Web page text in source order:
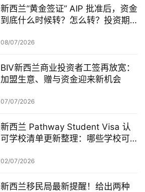
新西兰“黄金签证” AIP 批准后，资金
到底什么时候转？怎么转？投资期
08/07/2026
BIV新西兰商业投资者工签再放宽：
加盟生意、赠与资金迎来新机会
07/07/2026
新西兰 Pathway Student Visa 认
可学校清单更新整理：哪些学校可
02/07/2026
新西兰移民局最新提醒！给出两种